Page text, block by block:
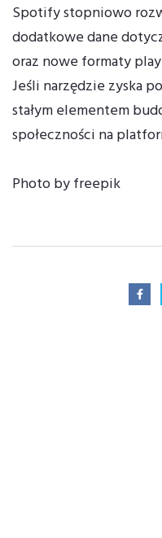
Spotify stopniowo
dodatkowe dane
oraz nowe formaty
Jeśli narzędzie zyska
stałym elementem
społeczności na
Photo by freepik